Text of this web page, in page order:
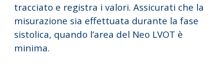
tracciato e registra i valori. Assicurati che la
misurazione sia effettuata durante la fase
sistolica, quando l’area del Neo LVOT è
minima.